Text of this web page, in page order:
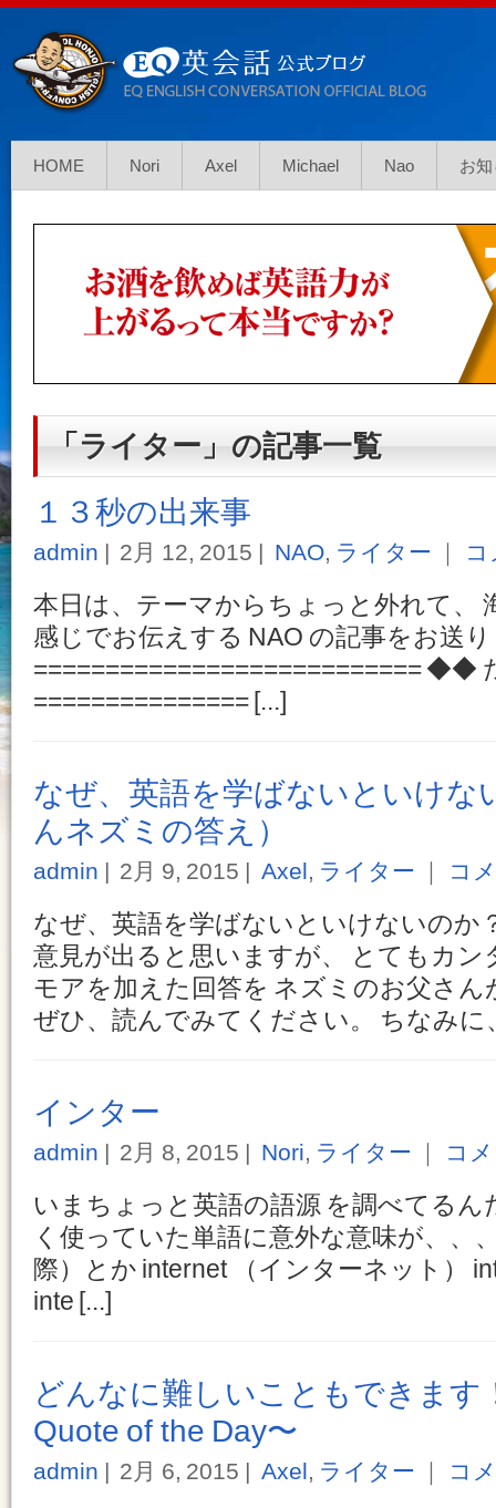
HOME Nori Axel Michael Nao お
「ライター」の記事一覧
１３秒の出来事
admin 2月 12, 2015 NAO, ライター ｜
本日は、テーマからちょっと外れて、
感じでお伝えする NAO の記事をお送
=========================== ◆◆
=============== [...]
なぜ、英語を学ばないといけな
んネズミの答え）
admin 2月 9, 2015 Axel, ライター ｜ コ
なぜ、英語を学ばないといけないのか
意見が出ると思いますが、 とてもカン
モアを加えた回答を ネズミのお父さ
ぜひ、読んでみてください。 ちなみに
インター
admin 2月 8, 2015 Nori, ライター ｜ コ
いまちょっと英語の語源 を調べてるん
く使っていた単語に意外な意味が、、
際）とか internet （インターネット）
inte [...]
どんなに難しいこともできま
Quote of the Day〜
admin 2月 6, 2015 Axel, ライター ｜ コ